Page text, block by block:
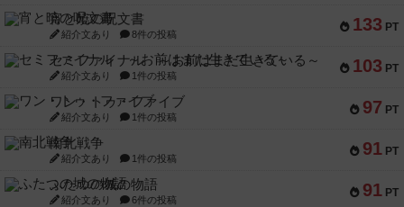
133 PT
宵と暁の呪文書
紹介文あり 8件の投稿
103 PT
セミファイナル ～お前はまだ生きている～
紹介文あり 1件の投稿
97 PT
ワン・トゥ・ファイブ
紹介文あり 1件の投稿
91 PT
南北戦争
紹介文あり 1件の投稿
91 PT
ふたつの城の物語
紹介文あり 6件の投稿